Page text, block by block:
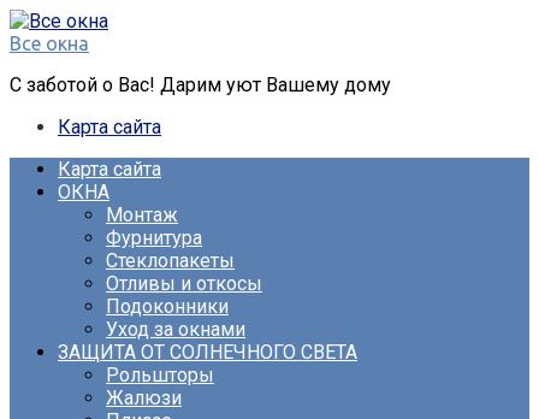
Перейти
к
Все окна
С заботой о Вас! Дарим уют Вашему дому
Карта сайта
Карта сайта
ОКНА
Монтаж
Фурнитура
Стеклопакеты
Отливы и откосы
Подоконники
Уход за окнами
ЗАЩИТА ОТ СОЛНЕЧНОГО СВЕТА
Рольшторы
Жалюзи